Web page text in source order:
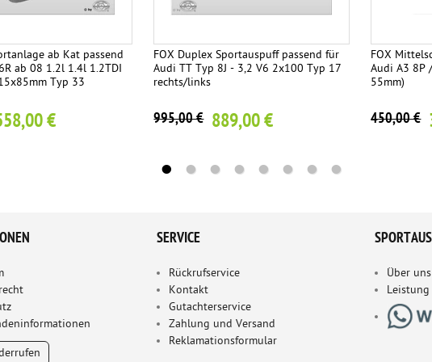
ab Kat passend
ab 08 1.2l 1.4l 1.2TDI
Typ 33
€
FOX Duplex Sportauspuff passend für
Audi TT Typ 8J - 3,2 V6 2x100 Typ 17
rechts/links
995,00 € 889,00 €
FOX
Audi A3 8P
55mm)
450,00 €
SERVICE
Rückrufservice
Kontakt
Gutachterservice
Zahlung und Versand
Reklamationsformular
Über uns
Leistung